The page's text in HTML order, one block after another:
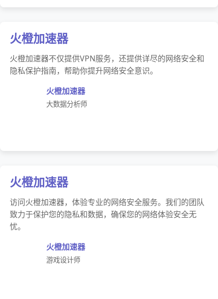
火橙加速器
火橙加速器不仅提供VPN服务，还提供详尽的网络安全和
隐私保护指南，帮助你提升网络安全意识。
火橙加速器
大数据分析师
火橙加速器
访问火橙加速器，体验专业的网络安全服务。我们的团队
致力于保护您的隐私和数据，确保您的网络体验安全无
忧。
火橙加速器
游戏设计师